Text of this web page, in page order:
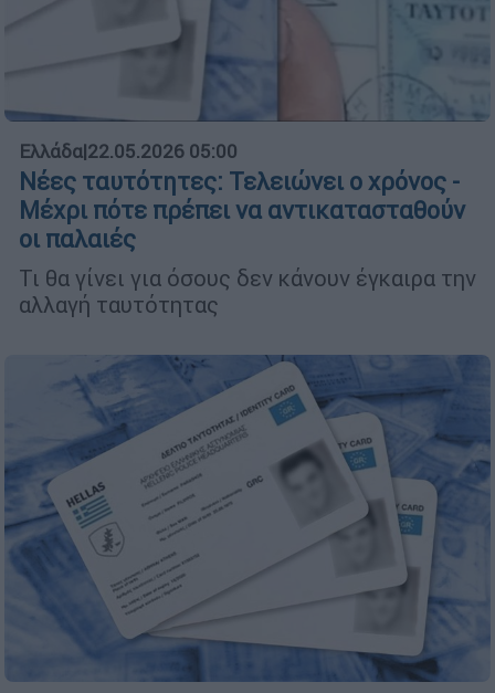
Ελλάδα|22.05.2026 05:00
Νέες ταυτότητες: Τελειώνει ο χρόνος -
Μέχρι πότε πρέπει να αντικατασταθούν
οι παλαιές
Τι θα γίνει για όσους δεν κάνουν έγκαιρα την
αλλαγή ταυτότητας